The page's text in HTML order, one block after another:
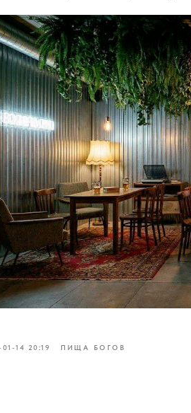
14 20:19 ПИЩА БОГОВ